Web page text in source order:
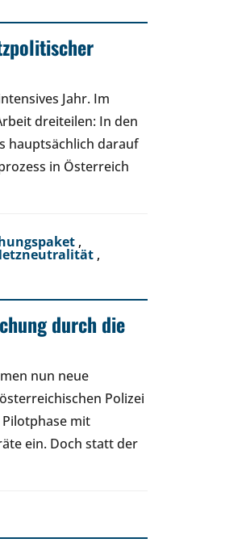
Jahr. Im
dreiteilen: In den
hauptsächlich darauf
in Österreich
,
,
durch die
nun neue
Polizei
Pilotphase mit
ein. Doch statt der